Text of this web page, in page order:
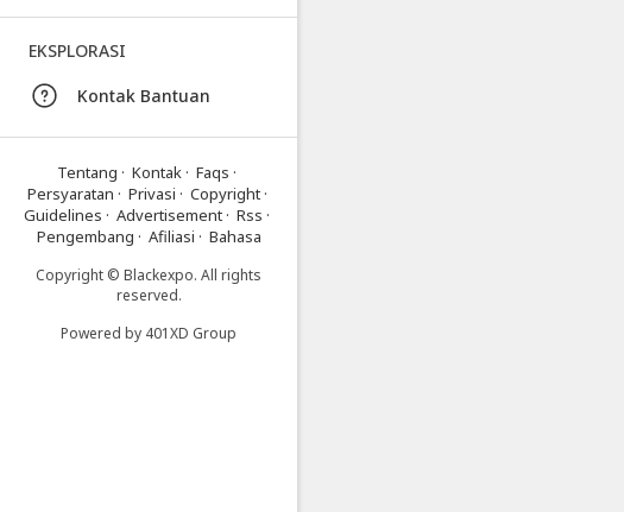
Info
lanjut
Sedang
Tren
Blackexpo
Blackexpo
Platform
Berbagi
Indonesia
Blackexpo
EKSPLORASI
Kontak Bantuan
Tentang · Kontak · Faqs ·
Persyaratan · Privasi · Copyright·
Guidelines · Advertisement · Rss ·
Pengembang · Afiliasi · Bahasa
Copyright © Blackexpo. All rights
reserved.
Powered by 401XD Group